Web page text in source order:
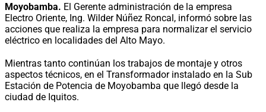
Moyobamba. El Gerente administración de la empresa
Electro Oriente, Ing. Wilder Núñez Roncal, informó sobre las
acciones que realiza la empresa para normalizar el servicio
eléctrico en localidades del Alto Mayo.
Mientras tanto continúan los trabajos de montaje y otros
aspectos técnicos, en el Transformador instalado en la Sub
Estación de Potencia de Moyobamba que llegó desde la
ciudad de Iquitos.